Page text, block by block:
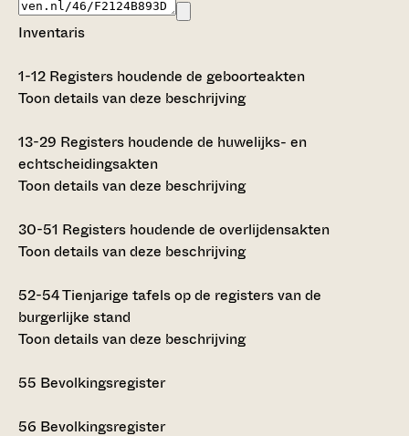
Inventaris
1-12 Registers houdende de geboorteakten
Toon details van deze beschrijving
13-29 Registers houdende de huwelijks- en
echtscheidingsakten
Toon details van deze beschrijving
30-51 Registers houdende de overlijdensakten
Toon details van deze beschrijving
52-54Tienjarige tafels op de registers van de
burgerlijke stand
Toon details van deze beschrijving
55 Bevolkingsregister
56 Bevolkingsregister